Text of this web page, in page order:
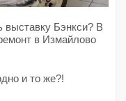
выставку Бэнкси? В
в Измайлово
и то же?!